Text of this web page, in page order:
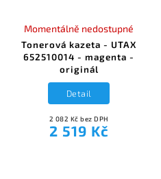
Tonerová kazeta - UTAX
652510014 - magenta -
originál
Momentálně nedostupné
2 082 Kč bez DPH
2 519 Kč
Detail